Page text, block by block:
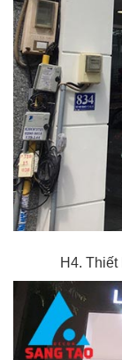
H4.